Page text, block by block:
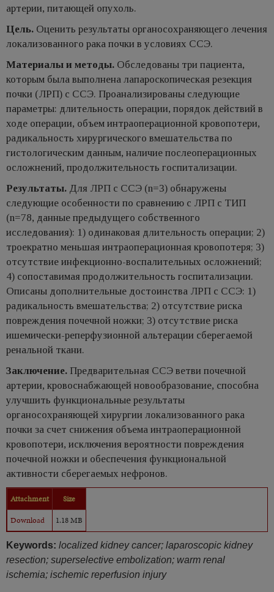
артерии, питающей опухоль.
Цель. Оценить результаты органосохраняющего лечения
локализованного рака почки в условиях ССЭ.
Материалы и методы. Обследованы три пациента,
которым была выполнена лапароскопическая резекция
почки (ЛРП) с ССЭ. Проанализированы следующие
параметры: длительность операции, порядок действий в
ходе операции, объем интраоперационной кровопотери,
радикальность хирургического вмешательства по
гистологическим данным, наличие послеоперационных
осложнений, продолжительность госпитализации.
Результаты. Для ЛРП с ССЭ (n=3) обнаружены
следующие особенности по сравнению с ЛРП с ТИП
(n=78, данные предыдущего собственного
исследования): 1) одинаковая длительность операции; 2)
троекратно меньшая интраоперационная кровопотеря; 3)
отсутствие инфекционно-воспалительных осложнений;
4) сопоставимая продолжительность госпитализации.
Описаны дополнительные достоинства ЛРП с ССЭ: 1)
радикальность вмешательства; 2) отсутствие риска
повреждения почечной ножки; 3) отсутствие риска
ишемически-реперфузионной альтерации сберегаемой
ренальной ткани.
Заключение. Предварительная ССЭ ветви почечной
артерии, кровоснабжающей новообразование, способна
улучшить функциональные результаты
органосохраняющей хирургии локализованного рака
почки за счет снижения объема интраоперационной
кровопотери, исключения вероятности повреждения
почечной ножки и обеспечения функциональной
активности сберегаемых нефронов.
Attachment
Size
Download
1.18 MB
Keywords: localized kidney cancer; laparoscopic kidney
resection; superselective embolization; warm renal
ischemia; ischemic reperfusion injury